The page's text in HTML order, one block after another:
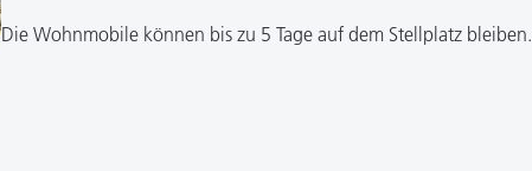
Die Wohnmobile können bis zu 5 Tage auf dem Stellplatz bleiben.